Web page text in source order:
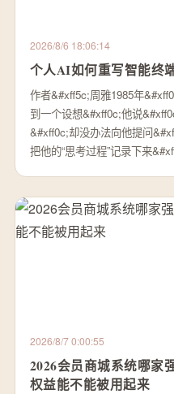
2026/8/6 18:06:14
个人AI如何重写智能终
作者&#xff5c;周雅1985年
到一个设想&#xff0c;他说
&#xff0c;却没办法向他提问
把他的“思考过程”记录下来
2026/8/7 0:00:55
2026会员商城系统哪家
权益能不能被用起来